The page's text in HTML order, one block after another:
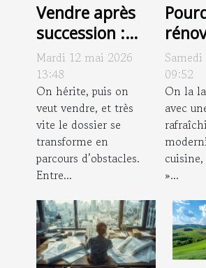
Vendre après
succession :
pièges à
déjouer pour
éviter le fiasco
Mardi 12 mai 2026
13:48
On hérite, puis on
veut vendre, et très
vite le dossier se
transforme en
parcours d’obstacles.
Entre...
se
de
09:52
On la
avec
»...